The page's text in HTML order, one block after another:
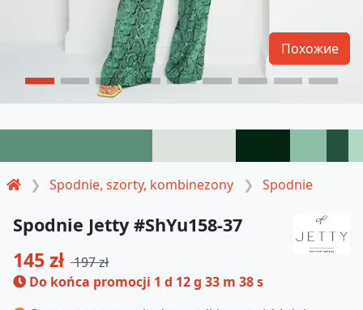
Spodnie, szorty, kombinezony Spodnie
Похожие
Spodnie Jetty #ShYu158-37
145 zł 197 zł
Do końca promocji 1 d 12 g 33 m 37 s